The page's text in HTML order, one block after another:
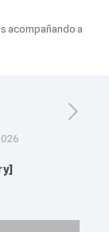
acompañando a